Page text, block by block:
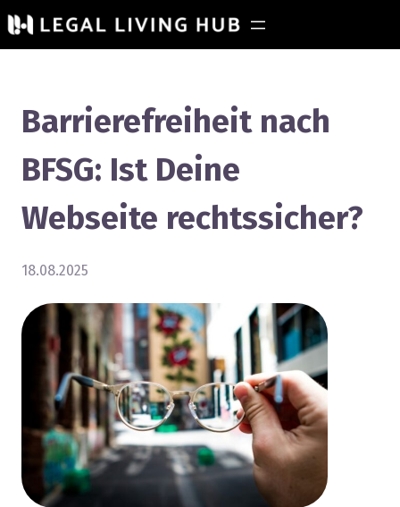
Barrierefreiheit nach
BFSG: Ist Deine
Webseite rechtssicher?
18.08.2025